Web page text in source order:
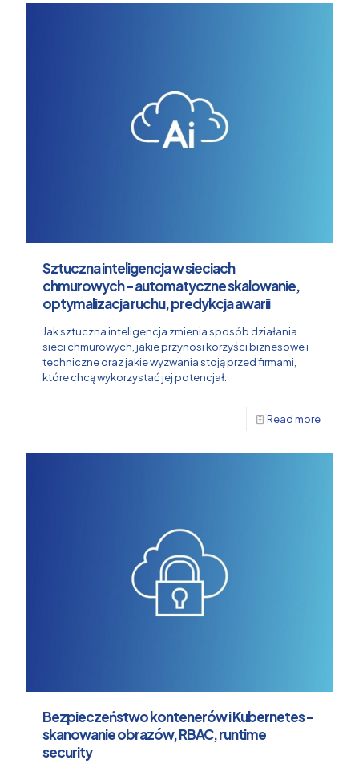
Sztuczna inteligencja w sieciach
chmurowych – automatyczne skalowanie,
optymalizacja ruchu, predykcja awarii
Jak sztuczna inteligencja zmienia sposób działania
sieci chmurowych, jakie przynosi korzyści biznesowe i
techniczne oraz jakie wyzwania stoją przed firmami,
które chcą wykorzystać jej potencjał.
Read more
Bezpieczeństwo kontenerów i Kubernetes –
skanowanie obrazów, RBAC, runtime
security